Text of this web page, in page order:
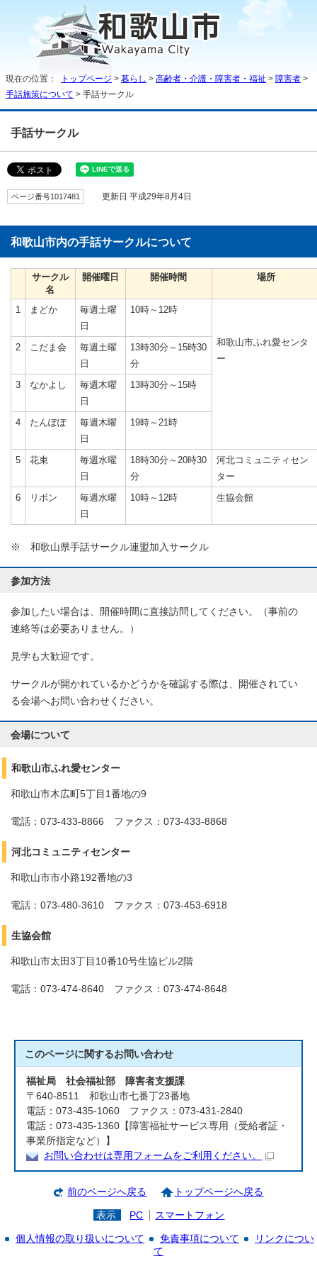
現在の位置： トップページ > 暮らし > 高齢者・介護・障害者・福祉 > 障害者 >
手話施策について > 手話サークル
手話サークル
ページ番号1017481 更新日 平成29年8月4日
和歌山市内の手話サークルについて
サークル
名
開催曜日 開催時間 場所
1 まどか
毎週土曜
日
10時～12時
和歌山市ふれ愛センタ
ー
2 こだま会
毎週土曜
日
13時30分～15時30
分
3
なかよし
毎週木曜
日
13時30分～15時
4 たんぽぽ
毎週木曜
日
19時～21時
5 花束
毎週水曜
日
18時30分～20時30
分
河北コミュニティセン
ター
6
リボン
毎週水曜
日
10時～12時 生協会館
※ 和歌山県手話サークル連盟加入サークル
参加方法
参加したい場合は、開催時間に直接訪問してください。（事前の
連絡等は必要ありません。）
見学も大歓迎です。
サークルが開かれているかどうかを確認する際は、開催されてい
る会場へお問い合わせください。
会場について
和歌山市ふれ愛センター
和歌山市木広町5丁目1番地の9
電話：073-433-8866 ファクス：073-433-8868
河北コミュニティセンター
和歌山市市小路192番地の3
電話：073-480-3610 ファクス：073-453-6918
生協会館
和歌山市太田3丁目10番10号生協ビル2階
電話：073-474-8640 ファクス：073-474-8648
このページに関するお問い合わせ
福祉局 社会福祉部 障害者支援課
〒640-8511 和歌山市七番丁23番地
電話：073-435-1060 ファクス：073-431-2840
電話：073-435-1360【障害福祉サービス専用（受給者証・
事業所指定など）】
お問い合わせは専用フォームをご利用ください。
前のページへ戻る トップページへ戻る
表示 PC スマートフォン
個人情報の取り扱いについて 免責事項について
リンクについ
て